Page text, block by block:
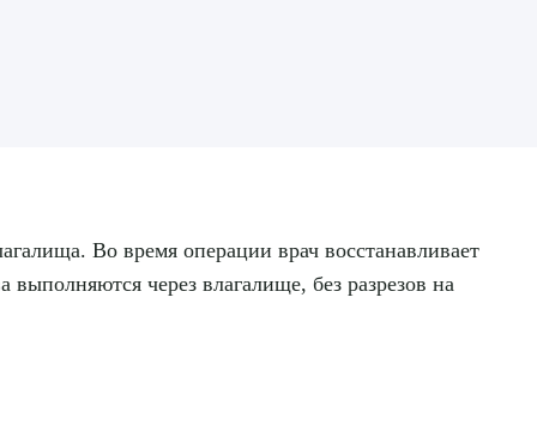
Во время операции врач восстанавливает
через влагалище, без разрезов на